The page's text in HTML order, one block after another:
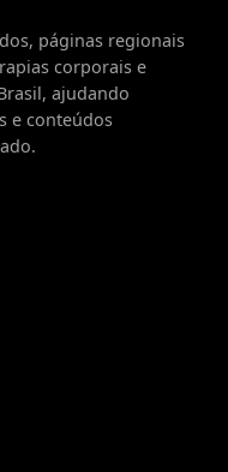
páginas regionais
corporais e
ajudando
e conteúdos